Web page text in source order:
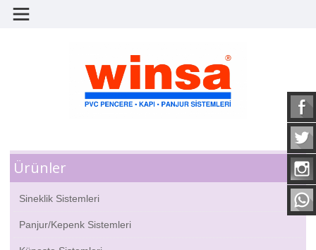
Ürünler
Sineklik Sistemleri
Panjur/Kepenk Sistemleri